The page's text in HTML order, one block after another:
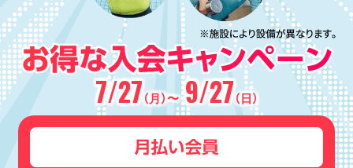
7/27 （月）〜9/27 （日）